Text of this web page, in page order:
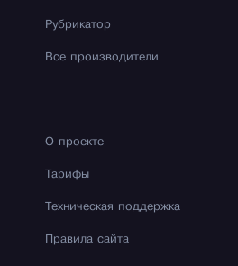
Рубрикатор
Все производители
О проекте
Тарифы
Техническая поддержка
Правила сайта